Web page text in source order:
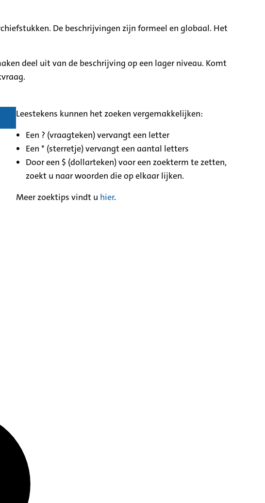
De beschrijvingen zijn formeel en globaal. Het
deel uit van de beschrijving op een lager niveau. Komt
Leestekens kunnen het zoeken vergemakkelijken:
Een ? (vraagteken) vervangt een letter
Een * (sterretje) vervangt een aantal letters
Door een $ (dollarteken) voor een zoekterm te zetten,
zoekt u naar woorden die op elkaar lijken.
Meer zoektips vindt u hier.